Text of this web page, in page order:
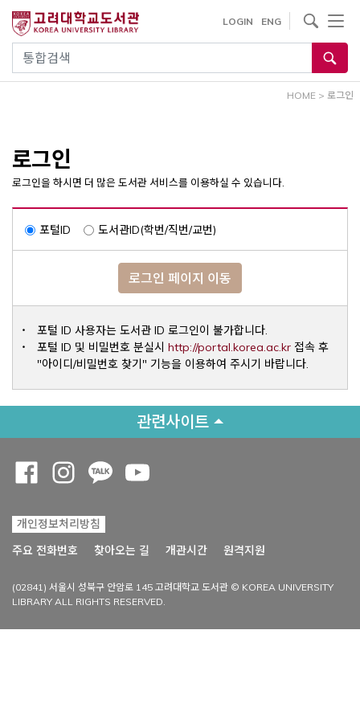
건
통합검색
LOGIN ENG
사이트내 검색
HOME > 로그인
로그인
로그인을 하시면 더 많은 도서관 서비스를 이용하실 수 있습니다.
포털ID 도서관ID(학번/직번/교번)
로그인 페이지 이동
포털 ID 사용자는 도서관 ID 로그인이 불가합니다.
포털 ID 및 비밀번호 분실시 http://portal.korea.ac.krOpens a
접속 후
"아이디/비밀번호 찾기" 기능을 이용하여 주시기 바랍니다.
관련사이트
개인정보처리방침
주요 전화번호
찾아오는 길 개관시간 원격지원
(02841) 서울시 성북구 안암로 145 고려대학교 도서관 © KOREA UNIVERSITY
LIBRARY ALL RIGHTS RESERVED.
Opens a new window
Opens a new window
Opens a new window